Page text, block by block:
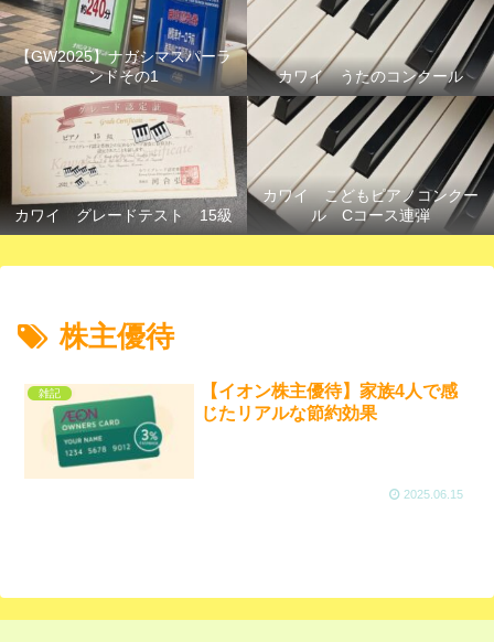
【GW2025】ナガシマスパーラ
ンドその1
カワイ うたのコンクール
カワイ グレードテスト 15級
カワイ こどもピアノコンクー
ル Cコース連弾
株主優待
雑記
【イオン株主優待】家族4人で感
じたリアルな節約効果
2025.06.15